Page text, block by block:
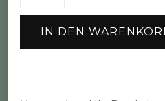
IN DEN